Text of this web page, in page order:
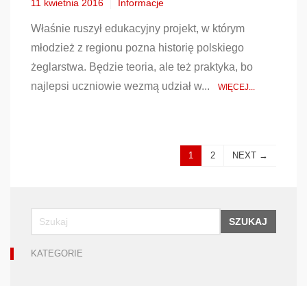
11 kwietnia 2016 Informacje
Właśnie ruszył edukacyjny projekt, w którym
młodzież z regionu pozna historię polskiego
żeglarstwa. Będzie teoria, ale też praktyka, bo
najlepsi uczniowie wezmą udział w...
WIĘCEJ...
1 2 NEXT →
SZUKAJ
KATEGORIE